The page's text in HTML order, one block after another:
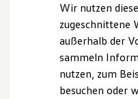
Elektroautos
ID. Tutorials
Reichweite
Reichweite
(
Wir nutzen
zugeschnittene
außerhalb der
sammeln
nutzen, zum
besuchen oder